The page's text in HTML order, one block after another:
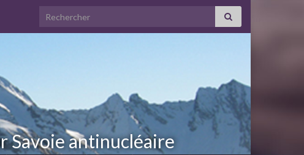
Search for:
Savoie antinucléaire